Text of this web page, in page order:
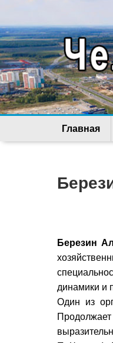
Главная
Березин
динамики и
Один из